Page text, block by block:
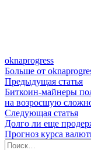
oknaprogress
Больше от
Навигация
по
записям
Предыдущая статья
Биткоин-майнеры
на возросшую
Следующая статья
Долго ли еще
Прогноз курса
Найти: